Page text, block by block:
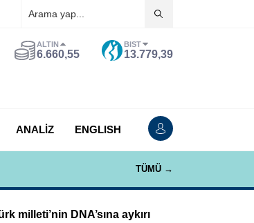
ALTIN
6.660,55
BIST
13.779,39
ANALİZ ENGLISH
TÜMÜ →
milleti’nin DNA’sına aykırı